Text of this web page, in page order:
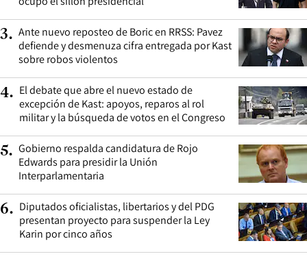
3. Ante nuevo reposteo de Boric en RRSS: Pavez
defiende y desmenuza cifra entregada por Kast
sobre robos violentos
4. El debate que abre el nuevo estado de
excepción de Kast: apoyos, reparos al rol
militar y la búsqueda de votos en el Congreso
5. Gobierno respalda candidatura de Rojo
Edwards para presidir la Unión
Interparlamentaria
6. Diputados oficialistas, libertarios y del PDG
presentan proyecto para suspender la Ley
Karin por cinco años